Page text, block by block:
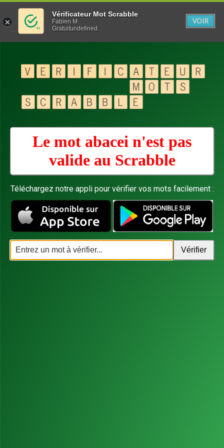
Le mot abacei n'est pas
valide au Scrabble
Téléchargez notre appli pour vérifier vos mots facilement :
Vérificateur Mot Scrabble
Fabien M
Gratuitundefined
VOIR